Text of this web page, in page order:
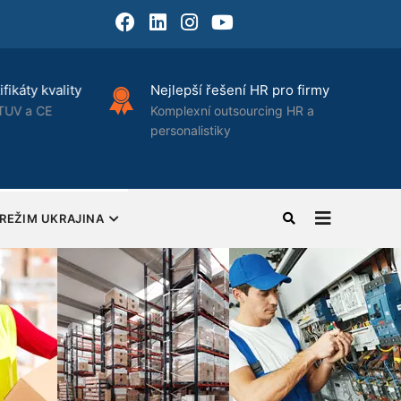
FacebookLinkedInInstagram
kvality
a CE
Nejlepší řešení HR pro firmy
Komplexní outsourcing HR a
personalistiky
REŽIM UKRAJINA